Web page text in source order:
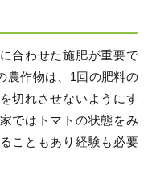
合わせた施肥が重要で
農作物は、1回の肥料の
切れさせないようにす
ではトマトの状態をみ
こともあり経験も必要